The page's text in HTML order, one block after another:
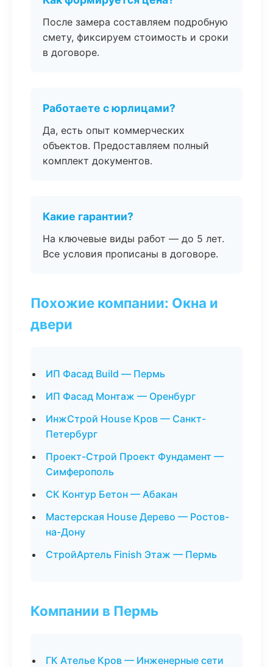
После замера составляем подробную
смету, фиксируем стоимость и сроки
в договоре.
Работаете с юрлицами?
Да, есть опыт коммерческих
объектов. Предоставляем полный
комплект документов.
Какие гарантии?
На ключевые виды работ — до 5 лет.
Все условия прописаны в договоре.
Похожие компании: Окна и
двери
ИП Фасад Build — Пермь
ИП Фасад Монтаж — Оренбург
ИнжСтрой House Кров — Санкт-
Петербург
Проект-Строй Проект Фундамент —
Симферополь
СК Контур Бетон — Абакан
Мастерская House Дерево — Ростов-
на-Дону
СтройАртель Finish Этаж — Пермь
Компании в Пермь
ГК Ателье Кров — Инженерные сети